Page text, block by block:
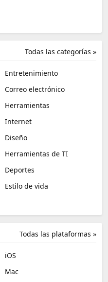
Todas las categorías »
Entretenimiento
Correo electrónico
Herramientas
Internet
Diseño
Herramientas de TI
Deportes
Estilo de vida
Todas las plataformas »
iOS
Mac